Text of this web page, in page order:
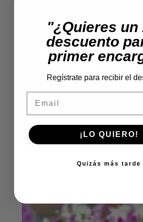
desde
30,00€
"¿Quieres un
descuento
primer
Regístrate para recibir el
¡LO QUIERO!
Quizás más tarde